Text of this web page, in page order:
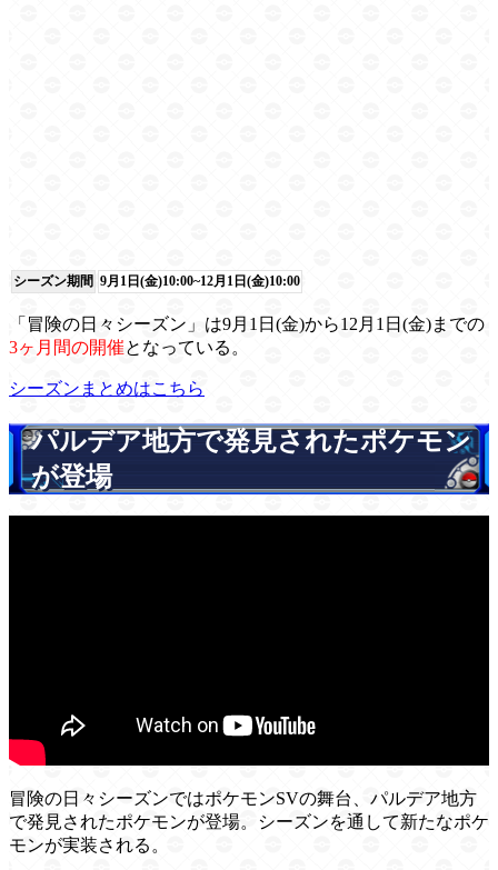
シーズン期間 9月1日(金)10:00~12月1日(金)10:00
「冒険の日々シーズン」は9月1日(金)から12月1日(金)までの
3ヶ月間の開催となっている。
シーズンまとめはこちら
パルデア地方で発見されたポケモン
が登場
冒険の日々シーズンではポケモンSVの舞台、パルデア地方
で発見されたポケモンが登場。シーズンを通して新たなポケ
モンが実装される。